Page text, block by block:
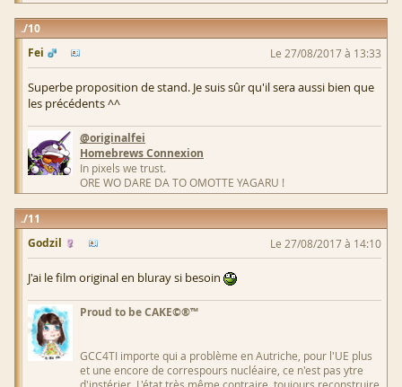
10
Fei
Le 27/08/2017 à 13:33
Superbe proposition de stand. Je suis sûr qu'il sera aussi bien que
les précédents ^^
@originalfei
Homebrews Connexion
In pixels we trust.
ORE WO DARE DA TO OMOTTE YAGARU !
11
Godzil
Le 27/08/2017 à 14:10
J'ai le film original en bluray si besoin
Proud to be CAKE©®™
GCC4TI importe qui a problème en Autriche, pour l'UE plus
et une encore de correspours nucléaire, ce n'est pas ytre